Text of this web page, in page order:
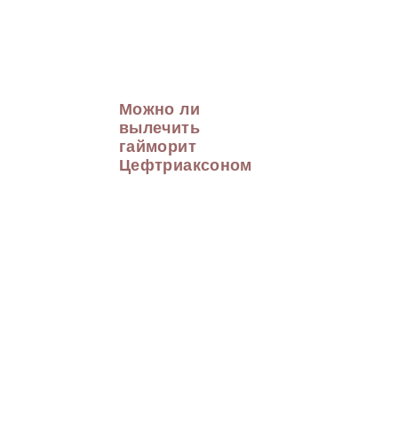
Можно ли
вылечить
гайморит
Цефтриаксоном